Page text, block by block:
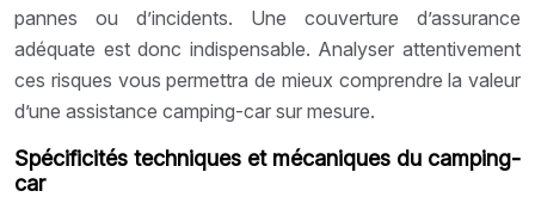
pannes ou d’incidents. Une couverture d’assurance
adéquate est donc indispensable. Analyser attentivement
ces risques vous permettra de mieux comprendre la valeur
d’une assistance camping-car sur mesure.
Spécificités techniques et mécaniques du camping-
car